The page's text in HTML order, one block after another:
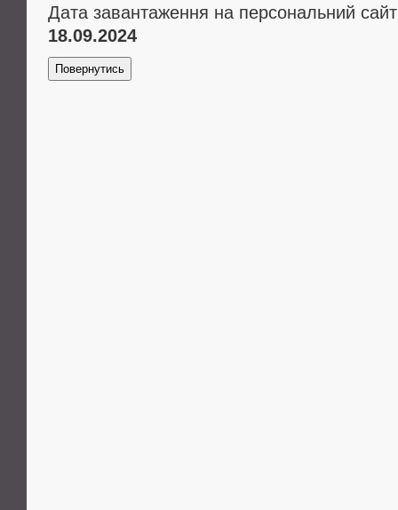
Дата завантаження на персональний
18.09.2024
Повернутись